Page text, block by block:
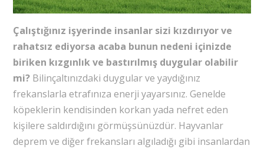
Çalıştığınız işyerinde insanlar sizi kızdırıyor ve
rahatsız ediyorsa acaba bunun nedeni içinizde
biriken kızgınlık ve bastırılmış duygular olabilir
mi?Bilinçaltınızdaki duygular ve yaydığınız
frekanslarla etrafınıza enerji yayarsınız. Genelde
köpeklerin kendisinden korkan yada nefret eden
kişilere saldırdığını görmüşsünüzdür. Hayvanlar
deprem ve diğer frekansları algıladığı gibi insanlardan